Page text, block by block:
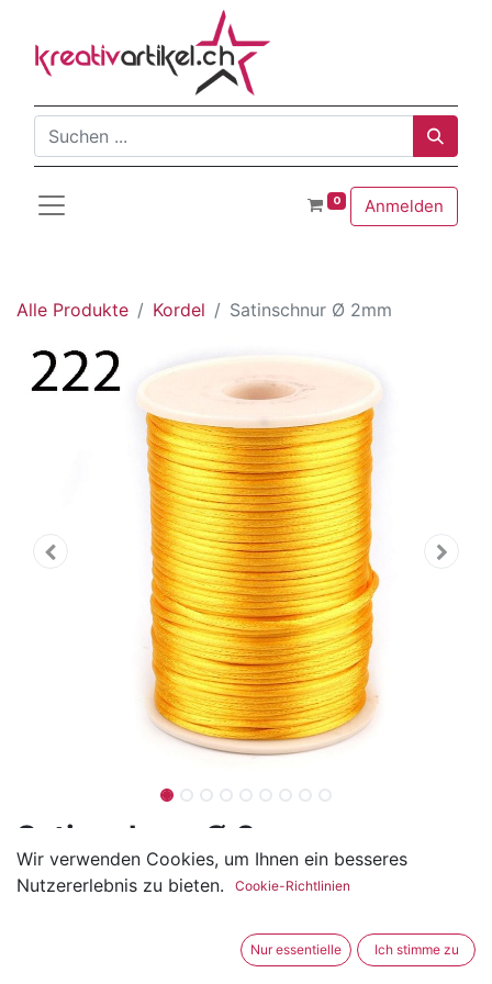
0 Anmelden
Alle Produkte Kordel Satinschnur Ø 2mm
Satinschnur Ø 2mm
(0 Rezension)
Sie ist vielseitig verwendbar, wie z.B für
Freundschaftsbänder, Scoubidoo, Schlüsselanhänger
Wir verwenden Cookies, um Ihnen ein besseres
Nutzererlebnis zu bieten.
Cookie-Richtlinien
Nur essentielle Ich stimme zu